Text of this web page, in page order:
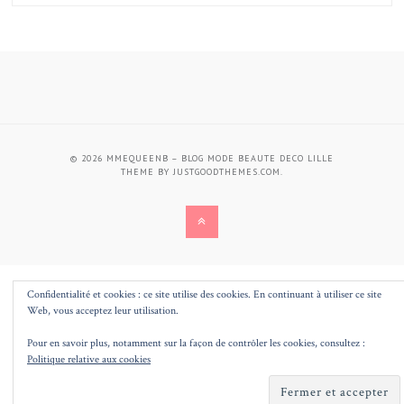
© 2026 MMEQUEENB – BLOG MODE BEAUTE DECO LILLE
THEME BYJUSTGOODTHEMES.COM.
THE
Confidentialité et cookies : ce site utilise des cookies. En continuant à utiliser ce site
Web, vous acceptez leur utilisation.
Pour en savoir plus, notamment sur la façon de contrôler les cookies, consultez :
Politique relative aux cookies